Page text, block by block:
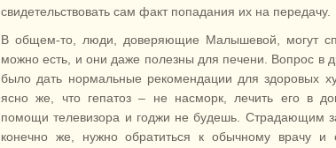
свидетельствовать сам факт попадания их на передачу.
В общем-то, люди, доверяющие Малышевой, могут
можно есть, и они даже полезны для печени. Вопрос в
было дать нормальные рекомендации для здоровых
ясно же, что гепатоз – не насморк, лечить его в
помощи телевизора и годжи не будешь. Страдающим
конечно же, нужно обратиться к обычному врачу и